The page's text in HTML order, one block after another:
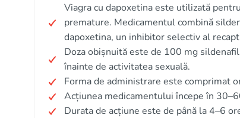
Viagra cu dapoxetina este utilizată
premature. Medicamentul combină
dapoxetina, un inhibitor selectiv al
Doza obișnuită este de 100 mg
înainte de activitatea sexuală.
Forma de administrare este comprimat
Acțiunea medicamentului începe în
Durata de acțiune este de până la 4–6